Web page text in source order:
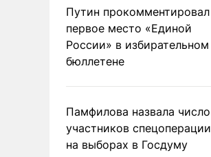
Путин прокомментировал
первое место «Единой
России» в избирательном
бюллетене
Памфилова назвала число
участников спецоперации
на выборах в Госдуму